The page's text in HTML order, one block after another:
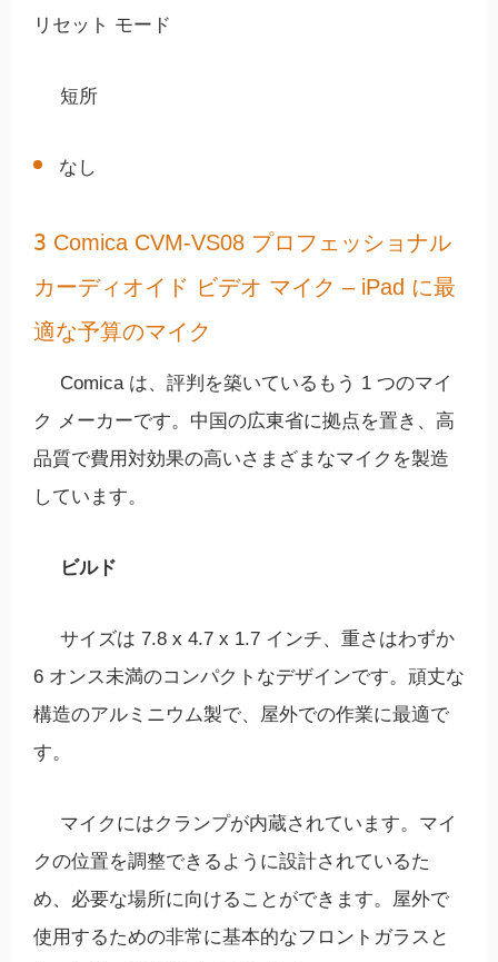
リセット モード
短所
なし
3 Comica CVM-VS08 プロフェッショナル
カーディオイド ビデオ マイク – iPad に最
適な予算のマイク
Comica は、評判を築いているもう 1 つのマイ
ク メーカーです。中国の広東省に拠点を置き、高
品質で費用対効果の高いさまざまなマイクを製造
しています。
ビルド
サイズは 7.8 x 4.7 x 1.7 インチ、重さはわずか
6 オンス未満のコンパクトなデザインです。頑丈な
構造のアルミニウム製で、屋外での作業に最適で
す。
マイクにはクランプが内蔵されています。マイ
クの位置を調整できるように設計されているた
め、必要な場所に向けることができます。屋外で
使用するための非常に基本的なフロントガラスと